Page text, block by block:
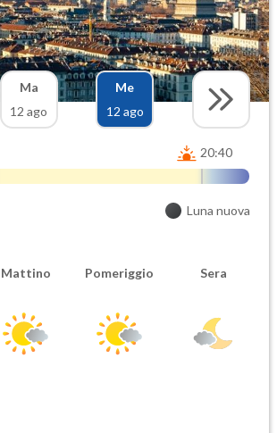
Ma
12 ago
Me
12 ago
20:40
Luna nuova
Mattino Pomeriggio Sera